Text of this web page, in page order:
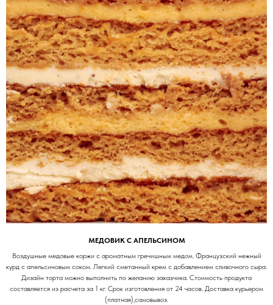
МЕДОВИК С АПЕЛЬСИНОМ
Воздушные медовые коржи с ароматным гречишным медом. Французский нежный
курд с апельсиновым соком. Легкий сметанный крем с добавлением сливочного сыра.
Дизайн торта можно выполнить по желанию заказчика. Стоимость продукта
составляется из расчета за 1 кг. Срок изготовления от 24 часов. Доставка курьером
(платная),самовывоз.